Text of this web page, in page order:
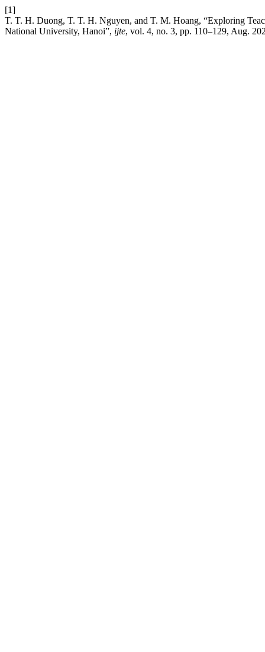
[1]
T. T. H. Duong, T. T. H. Nguyen, and T. M. Hoang, “Exploring
National University, Hanoi”, ijte, vol. 4, no. 3, pp. 110–129, Aug.